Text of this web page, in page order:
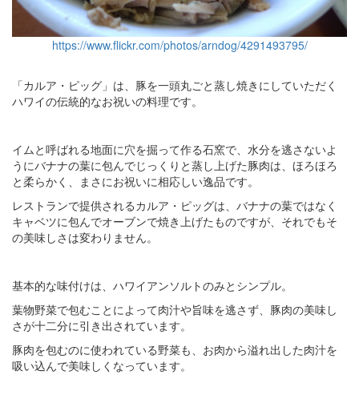
https://www.flickr.com/photos/arndog/4291493795/
「カルア・ピッグ」は、豚を一頭丸ごと蒸し焼きにしていただく
ハワイの伝統的なお祝いの料理です。
イムと呼ばれる地面に穴を掘って作る石窯で、水分を逃さないよ
うにバナナの葉に包んでじっくりと蒸し上げた豚肉は、ほろほろ
と柔らかく、まさにお祝いに相応しい逸品です。
レストランで提供されるカルア・ピッグは、バナナの葉ではなく
キャベツに包んでオーブンで焼き上げたものですが、それでもそ
の美味しさは変わりません。
基本的な味付けは、ハワイアンソルトのみとシンプル。
葉物野菜で包むことによって肉汁や旨味を逃さず、豚肉の美味し
さが十二分に引き出されています。
豚肉を包むのに使われている野菜も、お肉から溢れ出した肉汁を
吸い込んで美味しくなっています。